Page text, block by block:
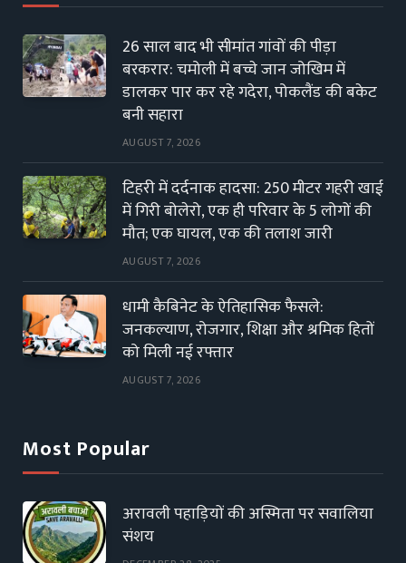
26 साल बाद भी सीमांत गांवों की पीड़ा
बरकरार: चमोली में बच्चे जान जोखिम में
डालकर पार कर रहे गदेरा, पोकलैंड की बकेट
बनी सहारा
AUGUST 7, 2026
टिहरी में दर्दनाक हादसा: 250 मीटर गहरी खाई
में गिरी बोलेरो, एक ही परिवार के 5 लोगों की
मौत; एक घायल, एक की तलाश जारी
AUGUST 7, 2026
धामी कैबिनेट के ऐतिहासिक फैसले:
जनकल्याण, रोजगार, शिक्षा और श्रमिक हितों
को मिली नई रफ्तार
AUGUST 7, 2026
Most Popular
अरावली पहाड़ियों की अस्मिता पर सवालिया
संशय